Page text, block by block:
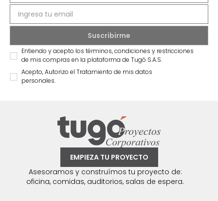
Entiendo y acepto los términos, condiciones y restricciones
de mis compras en la plataforma de Tugó S.A.S.
Acepto, Autorizo el Tratamiento de mis datos
personales.
EMPIEZA TU PROYECTO
Asesoramos y construímos tu proyecto de:
oficina, comidas, auditorios, salas de espera.